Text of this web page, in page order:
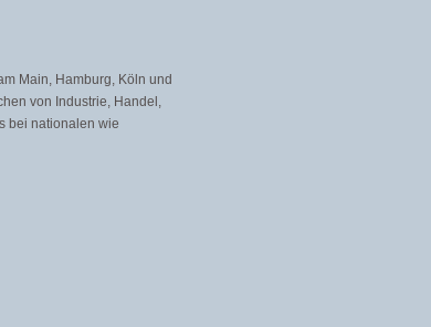
Main, Hamburg, Köln und
von Industrie, Handel,
bei nationalen wie